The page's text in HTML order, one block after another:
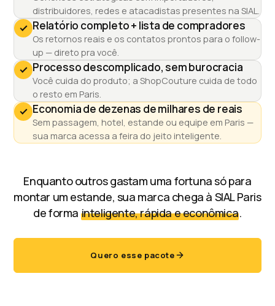
distribuidores, redes e atacadistas presentes na SIAL.
Relatório completo + lista de compradores
Os retornos reais e os contatos prontos para o follow-
up — direto pra você.
Processo descomplicado, sem burocracia
Você cuida do produto; a ShopCouture cuida de todo
o resto em Paris.
Economia de dezenas de milhares de reais
Sem passagem, hotel, estande ou equipe em Paris —
sua marca acessa a feira do jeito inteligente.
Enquanto outros gastam uma fortuna só para
montar um estande, sua marca chega à SIAL Paris
de forma inteligente, rápida e econômica.
Quero esse pacote